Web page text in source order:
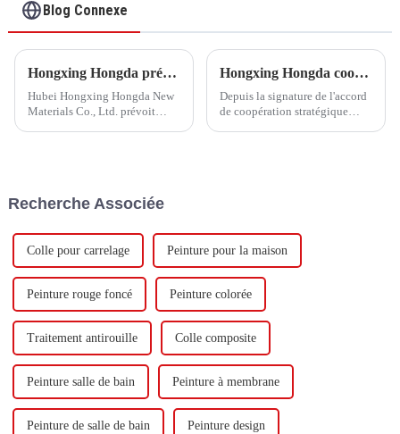
Blog Connexe
Hongxing Hongda prévoit d'investir 1,6 milliard de yuans pour construire une nouvelle usine de production d'émulsion d'une capacité de production de 510 000 tonnes par an.
Hubei Hongxing Hongda New
Materials Co., Ltd. prévoit
base d'eau et 60 000 tonnes de
Hongxing Hongda coopère avec Keshun Waterproof Technology Co., Ltd pour apporter un nouvel avenir à l'industrie
Depuis la signature de l'accord
de coopération stratégique
Recherche Associée
Colle pour carrelage Peinture pour la maison
Peinture rouge foncé Peinture colorée
Traitement antirouille Colle composite
Peinture salle de bain Peinture à membrane
Peinture de salle de bain Peinture design